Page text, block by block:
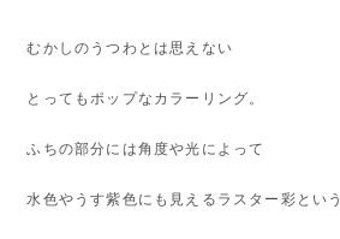
むかしのうつわとは思えない
とってもポップなカラーリング。
ふちの部分には角度や光によって
水色やうす紫色にも見えるラスター彩という